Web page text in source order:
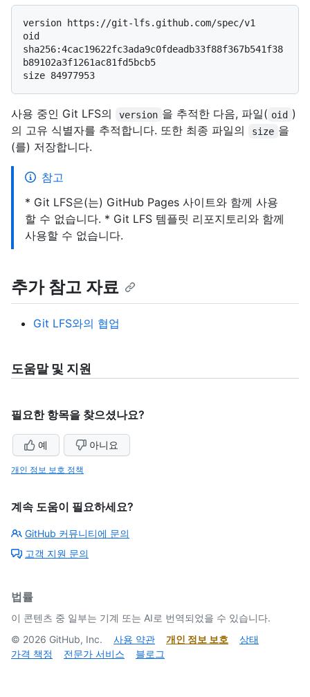
version https://git-lfs.github.com/spec/v1
oid
sha256:4cac19622fc3ada9c0fdeadb33f88f367b541f38
b89102a3f1261ac81fd5bcb5
사용 중인 Git LFS의 version 을 추적한 다음, 파일( oid )
의 고유 식별자를 추적합니다. 또한 최종 파일의
size 을
(를) 저장합니다.
참고
* Git LFS은(는) GitHub Pages 사이트와 함께 사용
할 수 없습니다. * Git LFS 템플릿 리포지토리와 함께
사용할 수 없습니다.
추가 참고 자료
Git LFS와의 협업
도움말 및 지원
필요한 항목을 찾으셨나요?
예 아니요
개인 정보 보호 정책
계속 도움이 필요하세요?
GitHub 커뮤니티에 문의
고객 지원 문의
법률
이 콘텐츠 중 일부는 기계 또는 AI로 번역되었을 수 있습니다.
© 2026 GitHub, Inc. 사용 약관 개인 정보 보호
상태
가격 책정
전문가 서비스 블로그